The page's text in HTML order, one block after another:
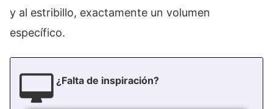
y al estribillo, exactamente un volumen
específico.
¿Falta de inspiración?